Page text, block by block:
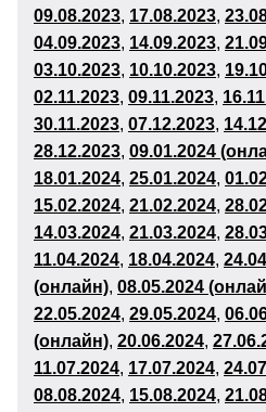
09.08.2023, 17.08.2023,
04.09.2023, 14.09.2023, 21
03.10.2023, 10.10.2023, 19
02.11.2023, 09.11.2023, 16
30.11.2023, 07.12.2023, 14
28.12.2023, 09.01.2024
18.01.2024, 25.01.2024,
15.02.2024, 21.02.2024,
14.03.2024, 21.03.2024, 28
11.04.2024, 18.04.2024,
(онлайн), 08.05.2024
22.05.2024, 29.05.2024, 06
(онлайн), 20.06.2024, 27
11.07.2024, 17.07.2024,
08.08.2024, 15.08.2024,